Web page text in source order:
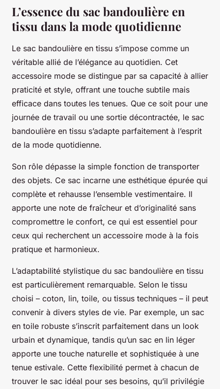
L’essence du sac bandoulière en
tissu dans la mode quotidienne
Le sac bandoulière en tissu s’impose comme un
véritable allié de l’élégance au quotidien. Cet
accessoire mode se distingue par sa capacité à allier
praticité et style, offrant une touche subtile mais
efficace dans toutes les tenues. Que ce soit pour une
journée de travail ou une sortie décontractée, le sac
bandoulière en tissu s’adapte parfaitement à l’esprit
de la mode quotidienne.
Son rôle dépasse la simple fonction de transporter
des objets. Ce sac incarne une esthétique épurée qui
complète et rehausse l’ensemble vestimentaire. Il
apporte une note de fraîcheur et d’originalité sans
compromettre le confort, ce qui est essentiel pour
ceux qui recherchent un accessoire mode à la fois
pratique et harmonieux.
L’adaptabilité stylistique du sac bandoulière en tissu
est particulièrement remarquable. Selon le tissu
choisi – coton, lin, toile, ou tissus techniques – il peut
convenir à divers styles de vie. Par exemple, un sac
en toile robuste s’inscrit parfaitement dans un look
urbain et dynamique, tandis qu’un sac en lin léger
apporte une touche naturelle et sophistiquée à une
tenue estivale. Cette flexibilité permet à chacun de
trouver le sac idéal pour ses besoins, qu’il privilégie